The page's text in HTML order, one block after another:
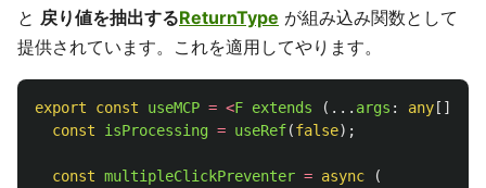
と 戻り値を抽出するReturnType が組み込み関数として
提供されています。これを適用してやります。
export const useMCP = <F extends (... args : any[])
const
isProcessing = useRef(false);
const multipleClickPreventer = async
(